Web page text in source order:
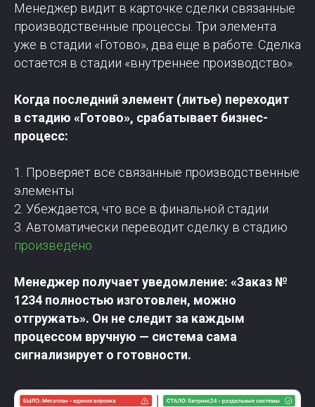
Менеджер видит в карточке сделки связанные
производственные процессы. Три элемента
уже в стадии «Готово», два еще в работе. Сделка
остается в стадии «внутреннее производство».
Когда последний элемент (литье) переходит
в стадию «Готово», срабатывает бизнес-
процесс:
1. Проверяет все связанные производственные
элементы
2. Убеждается, что все в финальной стадии
3. Автоматически переводит сделку в стадию
произведено
Менеджер получает уведомление: «Заказ №
1234 полностью изготовлен, можно
отгружать». Он не следит за каждым
процессом вручную — система сама
сигнализирует о готовности.